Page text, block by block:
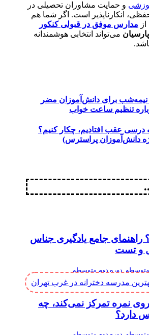
و حمایت مشاوران تحصیلی در
انکارناپذیر است. اگر شما هم
مدارس موفق در قبولی کنکور
می‌تواند انتخابی هوشمندانه
نیمه‌شب برای دانش‌آموزان مضر
تنظیم ساعت خواب
درسی عقب افتادیم، چکار کنیم؟
دانش‌آموزان پراسترس)
راهنمای جامع یادگیری جناس
و تست
متوسطه ,دوره دوم متوسطه
نمره تمرکز نمی‌کند، چه
دارد؟